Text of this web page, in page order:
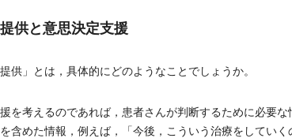
供と意思決定支援
供」とは，具体的にどのようなことでしょうか。
を考えるのであれば，患者さんが判断するために必要
含めた情報，例えば，「今後，こういう治療をしてい